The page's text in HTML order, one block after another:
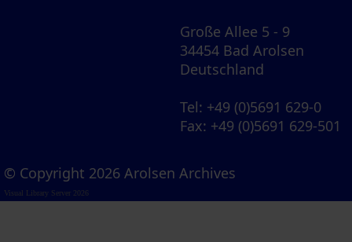
Große Allee 5 - 9
34454 Bad Arolsen
Deutschland
Tel: +49 (0)5691 629-0
Fax: +49 (0)5691 629-501
© Copyright 2026 Arolsen Archives
Visual Library Server 2026